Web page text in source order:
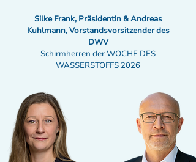
Silke Frank, Präsidentin & Andreas
Kuhlmann, Vorstandsvorsitzender des
DWV
Schirmherren der WOCHE DES
WASSERSTOFFS 2026